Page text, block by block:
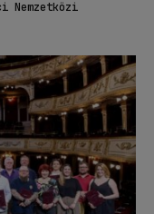
Nemzetközi